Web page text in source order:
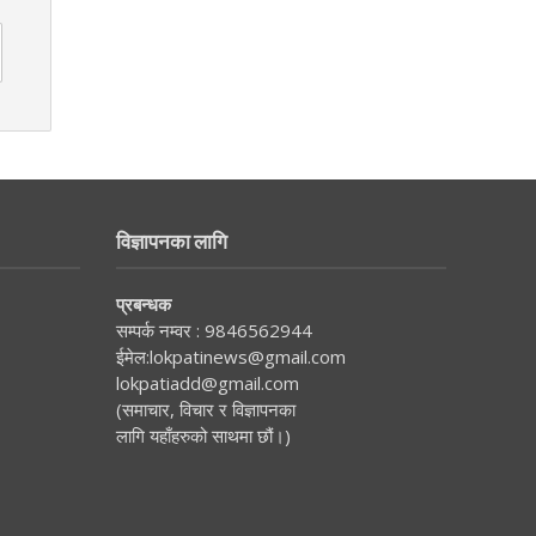
विज्ञापनका लागि
प्रबन्धक
सम्पर्क नम्वर : 9846562944
ईमेल:lokpatinews@gmail.com
lokpatiadd@gmail.com
(समाचार, विचार र विज्ञापनका
लागि यहाँहरुको साथमा छौं।)